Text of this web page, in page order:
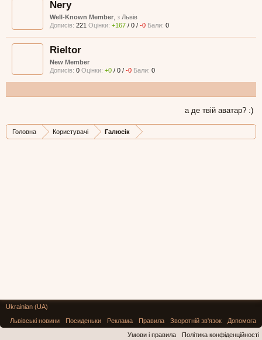
Nery
Well-Known Member з Львів
Дописів: 221 Оцінки: +167 / 0 / -0 Бали: 0
Rieltor
New Member
Дописів: 0 Оцінки: +0 / 0 / -0 Бали: 0
а де твій аватар? :)
Головна Користувачі Галюсік
Ukrainian (UA)
Львівські новини
Посиденьки Реклама Правила Зворотній зв'язок
Допомога
Умови і правила
Політика конфіденційності